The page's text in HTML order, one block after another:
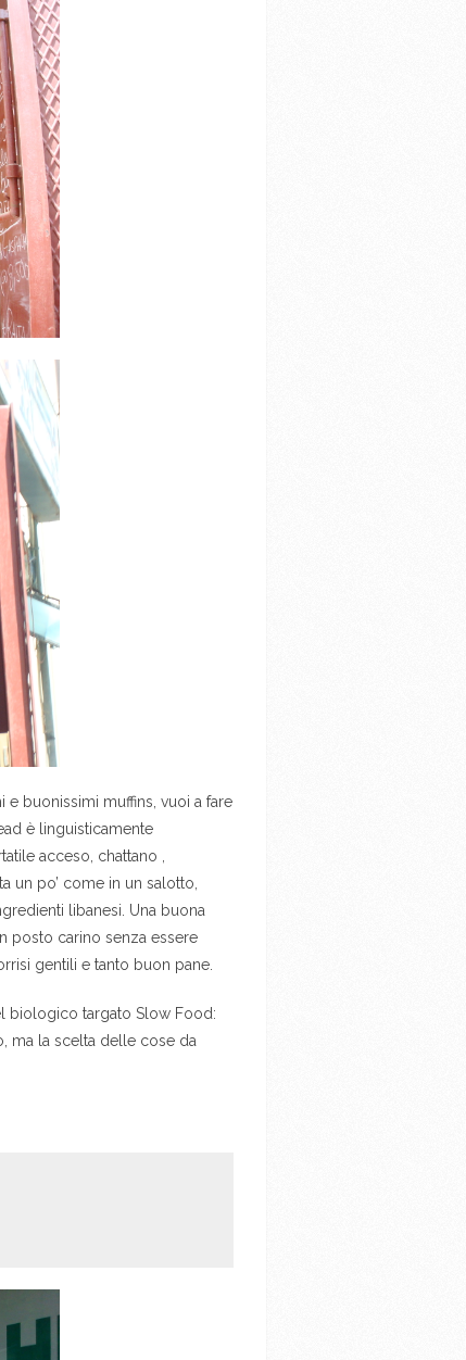
buonissimi muffins, vuoi a fare
è linguisticamente
acceso, chattano ,
un po’ come in un salotto,
libanesi. Una buona
posto carino senza essere
gentili e tanto buon pane.
biologico targato Slow Food:
ma la scelta delle cose da